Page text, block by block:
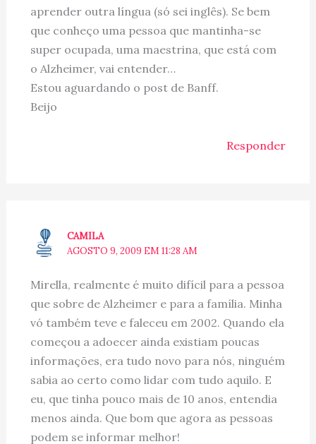
aprender outra língua (só sei inglês). Se bem
que conheço uma pessoa que mantinha-se
super ocupada, uma maestrina, que está com
o Alzheimer, vai entender…
Estou aguardando o post de Banff.
Beijo
Responder
CAMILA
AGOSTO 9, 2009 EM 11:28 AM
Mirella, realmente é muito difícil para a pessoa
que sobre de Alzheimer e para a família. Minha
vó também teve e faleceu em 2002. Quando ela
começou a adoecer ainda existiam poucas
informações, era tudo novo para nós, ninguém
sabia ao certo como lidar com tudo aquilo. E
eu, que tinha pouco mais de 10 anos, entendia
menos ainda. Que bom que agora as pessoas
podem se informar melhor!